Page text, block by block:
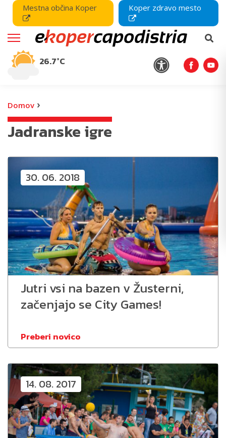
Mestna občina Koper Koper zdravo mesto
26.7°C
Domov ›
Jadranske igre
30. 06. 2018
Jutri vsi na bazen v Žusterni,
začenjajo se City Games!
Preberi novico
14. 08. 2017